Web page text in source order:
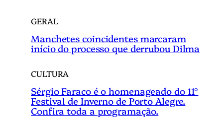
GERAL
Manchetes coincidentes marcaram
início do processo que derrubou Dilma
CULTURA
Sérgio Faraco é o homenageado do 11°
Festival de Inverno de Porto Alegre.
Confira toda a programação.